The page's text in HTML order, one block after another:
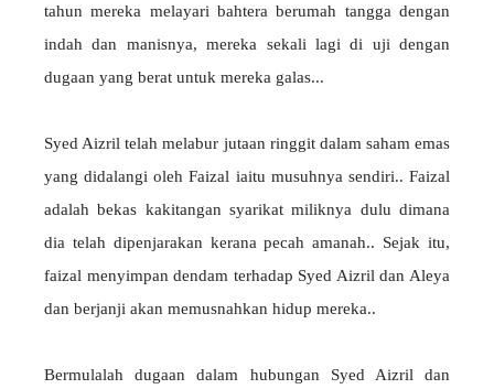
tahun mereka melayari bahtera berumah tangga dengan
indah dan manisnya, mereka sekali lagi di uji dengan
dugaan yang berat untuk mereka galas...
Syed Aizril telah melabur jutaan ringgit dalam saham emas
yang didalangi oleh Faizal iaitu musuhnya sendiri.. Faizal
adalah bekas kakitangan syarikat miliknya dulu dimana
dia telah dipenjarakan kerana pecah amanah.. Sejak itu,
faizal menyimpan dendam terhadap Syed Aizril dan Aleya
dan berjanji akan memusnahkan hidup mereka..
Bermulalah dugaan dalam hubungan Syed Aizril dan